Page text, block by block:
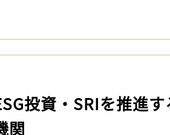
投資・SRIを推進
関